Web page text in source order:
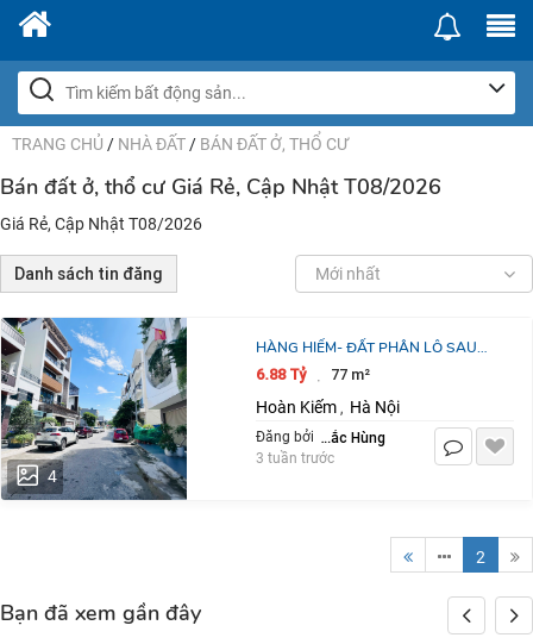
TRANG CHỦ / NHÀ ĐẤT / BÁN ĐẤT Ở, THỔ CƯ
Bán đất ở, thổ cư Giá Rẻ, Cập Nhật T08/2026
Giá Rẻ, Cập Nhật T08/2026
Danh sách tin đăng Mới nhất
4
HÀNG HIẾM- ĐẤT PHÂN LÔ SAU
QUẬN UỶ HỒNG BÀNG 76M2- CHỈ
6.88 Tỷ · 77 m²
Hoàn Kiếm , Hà Nội
Đăng bởi Lê Đắc Hùng
3 tuần trước
2
Bạn đã xem gần đây